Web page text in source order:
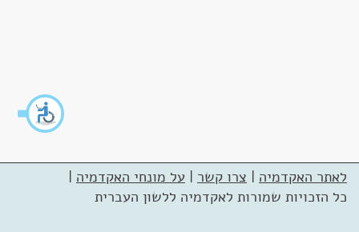
לאתר האקדמיה | צרו קשר | על מונחי האקדמיה |
כל הזכויות שמורות לאקדמיה ללשון העברית